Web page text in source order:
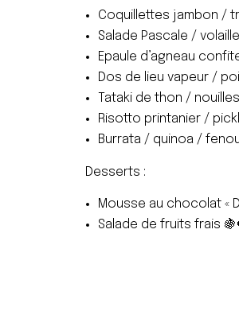
Coquillettes jambon /
Salade Pascale /
Epaule d’agneau
Dos de lieu vapeur /
Tataki de thon /
Risotto printanier /
Burrata / quinoa /
Desserts :
Mousse au chocolat «
Salade de fruits frais